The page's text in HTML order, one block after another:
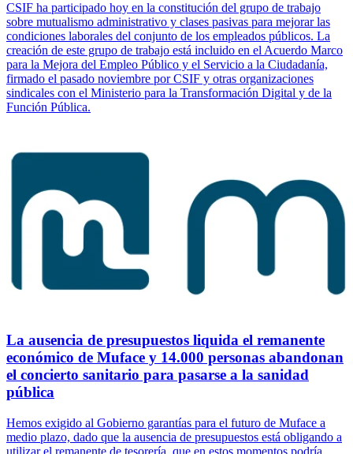
CSIF ha participado hoy en la constitución del grupo de trabajo
sobre mutualismo administrativo y clases pasivas para mejorar las
condiciones laborales del conjunto de los empleados públicos. La
creación de este grupo de trabajo está incluido en el Acuerdo Marco
para la Mejora del Empleo Público y el Servicio a la Ciudadanía,
firmado el pasado noviembre por CSIF y otras organizaciones
sindicales con el Ministerio para la Transformación Digital y de la
Función Pública.
La ausencia de presupuestos liquida el remanente
económico de Muface y 14.000 personas abandonan
el concierto sanitario para pasarse a la sanidad
pública
Hemos exigido al Gobierno garantías para el futuro de Muface a
medio plazo, dado que la ausencia de presupuestos está obligando a
utilizar el remanente de tesorería, que en estos momentos podría